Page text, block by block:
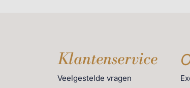
of magnoliatak
past in een rustgevend
Klantenservice
Veelgestelde vragen